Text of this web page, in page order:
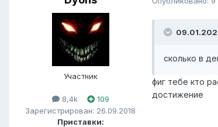
Участник
8,4k
109
Зарегистрирован: 26.09.2018
Приставки:
сколько в
фиг тебе кто
достижение